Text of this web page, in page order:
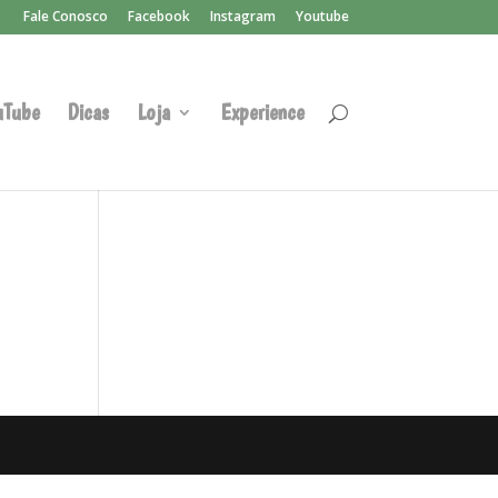
Fale Conosco Facebook Instagram Youtube
Dicas Loja Experience